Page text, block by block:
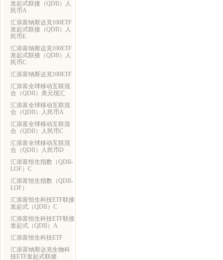
发起式联接（QDII）人
民币A
汇添富纳斯达克100ETF
发起式联接（QDII）人
民币E
汇添富纳斯达克100ETF
发起式联接（QDII）人
民币C
汇添富纳斯达克100ETF
汇添富全球移动互联混
合（QDII）美元现汇
汇添富全球移动互联混
合（QDII）人民币A
汇添富全球移动互联混
合（QDII）人民币C
汇添富全球移动互联混
合（QDII）人民币D
汇添富恒生指数（QDII-
LOF）C
汇添富恒生指数（QDII-
LOF）
汇添富恒生科技ETF联接
发起式（QDII）C
汇添富恒生科技ETF联接
发起式（QDII）A
汇添富恒生科技ETF
汇添富纳斯达克生物科
技ETF发起式联接